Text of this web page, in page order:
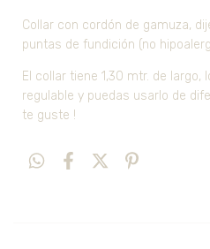
Collar con cordón de gamuza,
puntas de fundición (no
El collar tiene 1,30 mtr. de largo,
regulable y puedas usarlo de
te guste !